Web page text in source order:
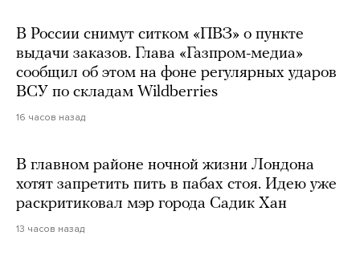
В России снимут ситком «ПВЗ» о пункте
выдачи заказов. Глава «Газпром-медиа»
сообщил об этом на фоне регулярных ударов
ВСУ по складам Wildberries
16 часов назад
В главном районе ночной жизни Лондона
хотят запретить пить в пабах стоя. Идею уже
раскритиковал мэр города Садик Хан
13 часов назад